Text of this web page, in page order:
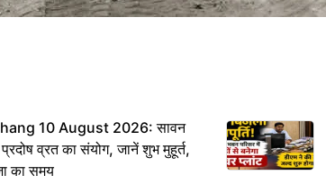
10 August 2026: सावन
व्रत का संयोग, जानें शुभ मुहूर्त,
का समय